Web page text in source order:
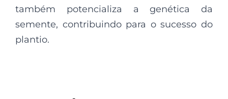
também potencializa a genética da
semente, contribuindo para o sucesso do
plantio.